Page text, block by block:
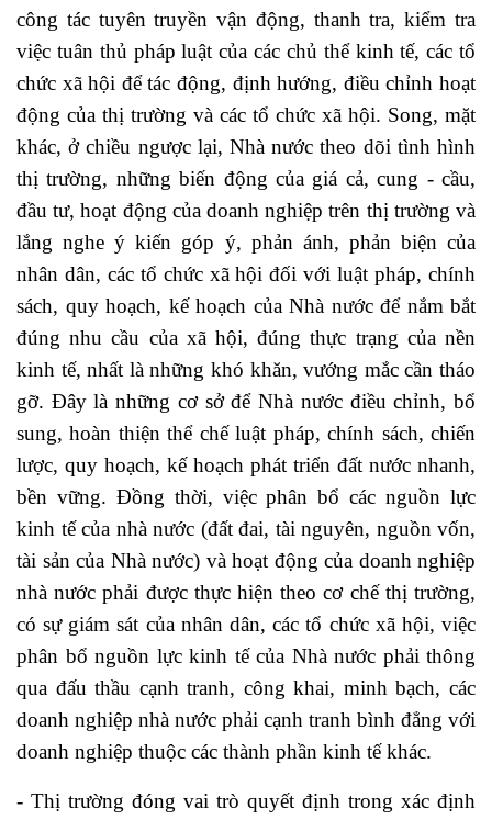
công tác tuyên truyền vận động, thanh tra, kiểm tra
việc tuân thủ pháp luật của các chủ thể kinh tế, các tổ
chức xã hội để tác động, định hướng, điều chỉnh hoạt
động của thị trường và các tổ chức xã hội. Song, mặt
khác, ở chiều ngược lại, Nhà nước theo dõi tình hình
thị trường, những biến động của giá cả, cung - cầu,
đầu tư, hoạt động của doanh nghiệp trên thị trường và
lắng nghe ý kiến góp ý, phản ánh, phản biện của
nhân dân, các tổ chức xã hội đối với luật pháp, chính
sách, quy hoạch, kế hoạch của Nhà nước để nắm bắt
đúng nhu cầu của xã hội, đúng thực trạng của nền
kinh tế, nhất là những khó khăn, vướng mắc cần tháo
gỡ. Đây là những cơ sở để Nhà nước điều chỉnh, bổ
sung, hoàn thiện thể chế luật pháp, chính sách, chiến
lược, quy hoạch, kế hoạch phát triển đất nước nhanh,
bền vững. Đồng thời, việc phân bổ các nguồn lực
kinh tế của nhà nước (đất đai, tài nguyên, nguồn vốn,
tài sản của Nhà nước) và hoạt động của doanh nghiệp
nhà nước phải được thực hiện theo cơ chế thị trường,
có sự giám sát của nhân dân, các tổ chức xã hội, việc
phân bổ nguồn lực kinh tế của Nhà nước phải thông
qua đấu thầu cạnh tranh, công khai, minh bạch, các
doanh nghiệp nhà nước phải cạnh tranh bình đẳng với
doanh nghiệp thuộc các thành phần kinh tế khác.
- Thị trường đóng vai trò quyết định trong xác định